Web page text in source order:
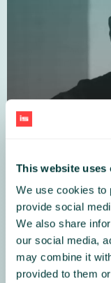
This website uses
We use cookies to
provide social
We also share
our social media,
may combine it
provided to them
MACIEJ